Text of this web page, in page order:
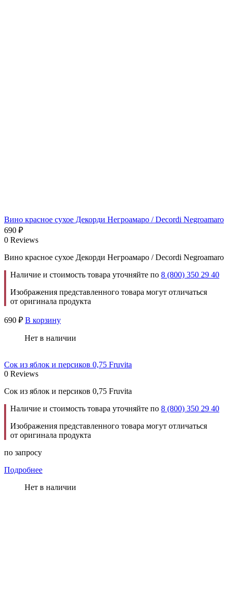
Вино красное сухое Декорди Негроамаро / Decordi Negroamaro
690 ₽
0 Reviews
Вино красное сухое Декорди Негроамаро / Decordi Negroamaro
Наличие и стоимость товара уточняйте по 8 (800) 350 29 40
Изображения представленного товара могут отличаться
от оригинала продукта
690 ₽ В корзину
Нет в наличии
Сок из яблок и персиков 0,75 Fruvita
0 Reviews
Сок из яблок и персиков 0,75 Fruvita
Наличие и стоимость товара уточняйте по 8 (800) 350 29 40
Изображения представленного товара могут отличаться
от оригинала продукта
по запросу
Подробнее
Нет в наличии